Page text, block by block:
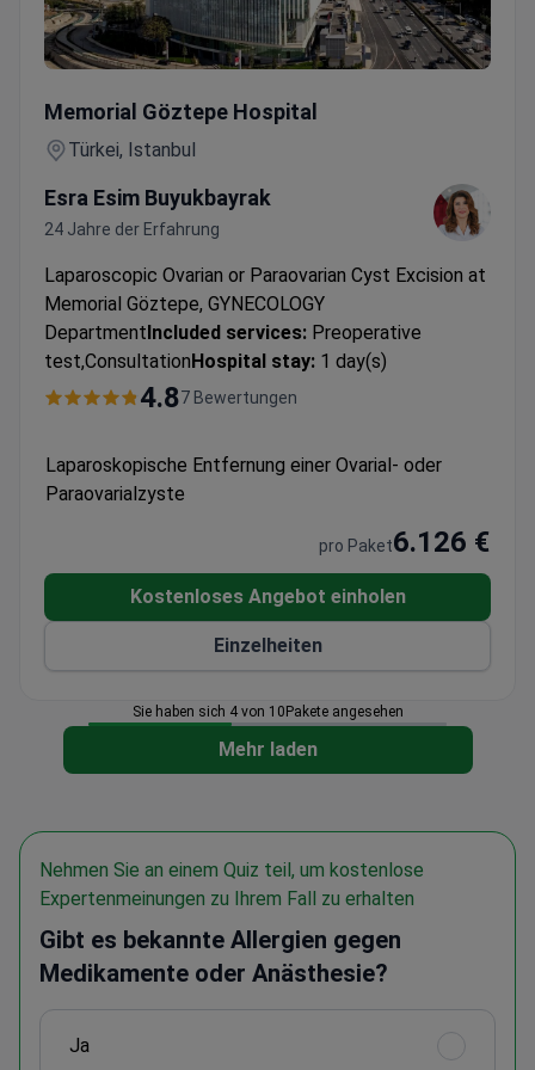
Memorial Göztepe Hospital
Türkei, Istanbul
Esra Esim Buyukbayrak
24 Jahre der Erfahrung
Laparoscopic Ovarian or Paraovarian Cyst Excision at
Memorial Göztepe, GYNECOLOGY
Department Included services: Preoperative
test,Consultation Hospital stay: 1 day(s)
4.87 Bewertungen
Laparoskopische Entfernung einer Ovarial- oder
Paraovarialzyste
pro Paket6.126 €
Kostenloses Angebot einholen
Einzelheiten
Sie haben sich 4 von 10Pakete angesehen
Mehr laden
Nehmen Sie an einem Quiz teil, um kostenlose
Expertenmeinungen zu Ihrem Fall zu erhalten
Gibt es bekannte Allergien gegen
Medikamente oder Anästhesie?
Ja